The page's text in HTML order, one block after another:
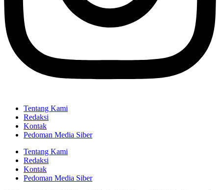
Tentang Kami
Redaksi
Kontak
Pedoman Media Siber
Tentang Kami
Redaksi
Kontak
Pedoman Media Siber